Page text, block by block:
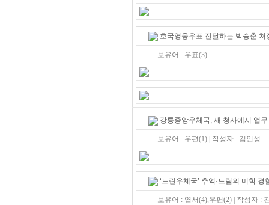
호국영웅우표 전달하는 박승춘 처
보유어 : 우표(3)
강릉중앙우체국, 새 청사에서 업
보유어 : 우편(1) | 작성자 : 김인성
‘느린우체국’ 추억·느림의 미학 경
보유어 : 엽서(4),우편(2) | 작성자 :